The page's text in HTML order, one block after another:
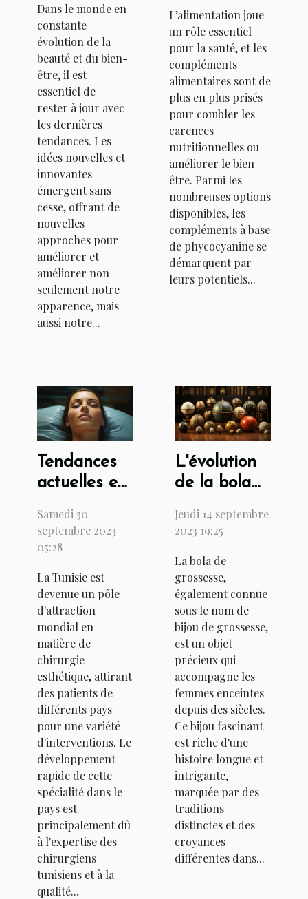
et de bien-
être
Dans le monde en
constante
évolution de la
beauté et du bien-
être, il est
essentiel de
rester à jour avec
les dernières
tendances. Les
idées nouvelles et
innovantes
émergent sans
cesse, offrant de
nouvelles
approches pour
améliorer et
améliorer non
seulement notre
apparence, mais
aussi notre...
à base de
phycocyanine
?
L’alimentation joue
un rôle essentiel
pour la santé, et les
compléments
alimentaires sont de
plus en plus prisés
pour combler les
carences
nutritionnelles ou
améliorer le bien-
être. Parmi les
nombreuses options
disponibles, les
compléments à base
de phycocyanine se
démarquent par
leurs potentiels...
Tendances
actuelles en
chirurgie
esthétique
Samedi 30
septembre 2023
05:28
La Tunisie est
devenue un pôle
d'attraction
mondial en
matière de
chirurgie
esthétique, attirant
des patients de
différents pays
pour une variété
d'interventions. Le
développement
rapide de cette
spécialité dans le
pays est
principalement dû
à l'expertise des
chirurgiens
tunisiens et à la
qualité...
L'évolution
de la bola
grossesse à
siècles
Jeudi 14 septembre
2023 19:25
La bola de
grossesse,
également connue
sous le nom de
bijou de grossesse,
est un objet
précieux qui
accompagne les
femmes enceintes
depuis des siècles.
Ce bijou fascinant
est riche d'une
histoire longue et
intrigante,
marquée par des
traditions
distinctes et des
croyances
différentes dans...